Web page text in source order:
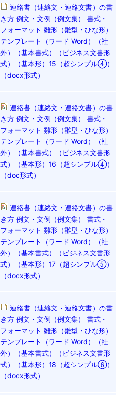
連絡書（連絡文・連絡文書）の書
き方 例文・文例（例文集） 書式・
フォーマット 雛形（雛型・ひな形）
テンプレート（ワード Word）（社
外）（基本書式）（ビジネス文書形
式）（基本形）15（超シンプル④）
（docx形式）
連絡書（連絡文・連絡文書）の書
き方 例文・文例（例文集） 書式・
フォーマット 雛形（雛型・ひな形）
テンプレート（ワード Word）（社
外）（基本書式）（ビジネス文書形
式）（基本形）16（超シンプル④）
（doc形式）
連絡書（連絡文・連絡文書）の書
き方 例文・文例（例文集） 書式・
フォーマット 雛形（雛型・ひな形）
テンプレート（ワード Word）（社
外）（基本書式）（ビジネス文書形
式）（基本形）17（超シンプル⑤）
（docx形式）
連絡書（連絡文・連絡文書）の書
き方 例文・文例（例文集） 書式・
フォーマット 雛形（雛型・ひな形）
テンプレート（ワード Word）（社
外）（基本書式）（ビジネス文書形
式）（基本形）18（超シンプル⑥）
（docx形式）